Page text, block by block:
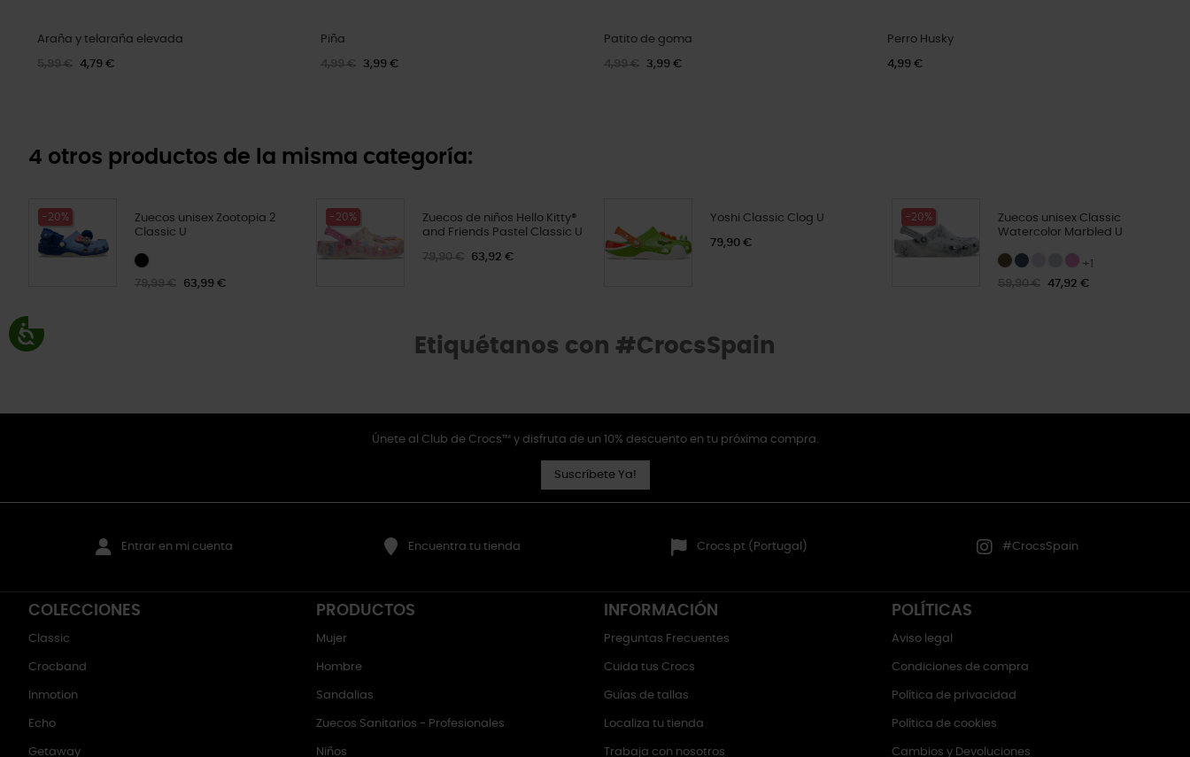
Araña y telaraña elevada
5,99 € 4,79 €
Piña
4,99 € 3,99 €
Patito de goma
4,99 € 3,99 €
Perro Husky
4,99 €
4 otros productos de la misma categoría:
-20%
Zuecos unisex Zootopia 2
Classic U
79,99 € 63,99 €
-20%
Zuecos de niños Hello Kitty®
and Friends Pastel Classic U
79,90 € 63,92 €
Yoshi Classic Clog U
79,90 €
-20%
Zuecos unisex Classic
Watercolor Marbled U
+1
59,90 €
47,92 €
Etiquétanos con #CrocsSpain
Únete al Club de Crocs™ y disfruta de un 10% descuento en tu próxima compra.
Suscríbete Ya!
Entrar en mi cuenta Encuentra tu tienda Crocs.pt (Portugal) #CrocsSpain
COLECCIONES
Classic
Crocband
Inmotion
Echo
Getaway
PRODUCTOS
Mujer
Hombre
Sandalias
Zuecos Sanitarios - Profesionales
Niños
INFORMACIÓN
Preguntas Frecuentes
Cuida tus Crocs
Guías de tallas
Localiza tu tienda
Trabaja con nosotros
POLÍTICAS
Aviso legal
Condiciones de compra
Política de privacidad
Política de cookies
Cambios y Devoluciones